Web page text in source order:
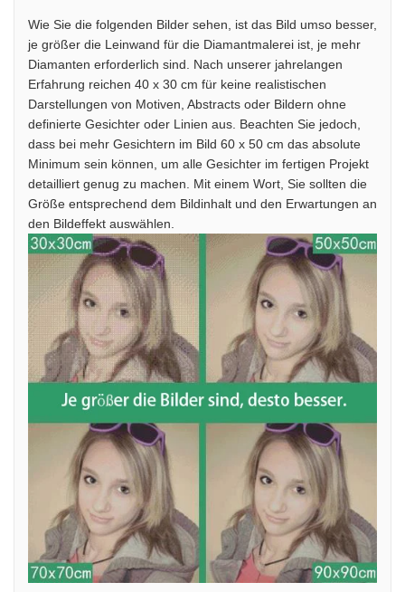
Wie Sie die folgenden Bilder sehen, ist das Bild umso besser,
je größer die Leinwand für die Diamantmalerei ist, je mehr
Diamanten erforderlich sind. Nach unserer jahrelangen
Erfahrung reichen 40 x 30 cm für keine realistischen
Darstellungen von Motiven, Abstracts oder Bildern ohne
definierte Gesichter oder Linien aus. Beachten Sie jedoch,
dass bei mehr Gesichtern im Bild 60 x 50 cm das absolute
Minimum sein können, um alle Gesichter im fertigen Projekt
detailliert genug zu machen. Mit einem Wort, Sie sollten die
Größe entsprechend dem Bildinhalt und den Erwartungen an
den Bildeffekt auswählen.